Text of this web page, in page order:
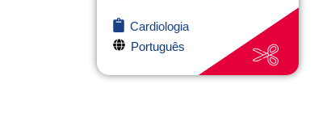
Cardiologia
Português